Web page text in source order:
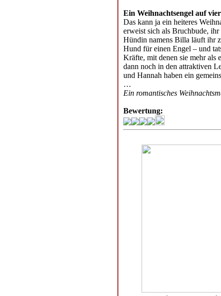
Ein Weihnachtsengel auf
Das kann ja ein heiteres
erweist sich als Bruchbude,
Hündin namens Billa läuft ihr
Hund für einen Engel – und
Kräfte, mit denen sie mehr als
dann noch in den attraktiven
und Hannah haben ein
…
Ein romantisches
Bewertung: